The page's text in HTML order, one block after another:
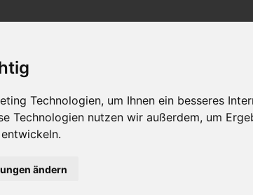
Technologien, um Ihnen ein besseres
Technologien nutzen wir außerdem, um
ändern
Heike Cossu
Yoga und Meditation kamen erst
intensiver. Bald war mir klar,
umkrempeln möchte und so bin